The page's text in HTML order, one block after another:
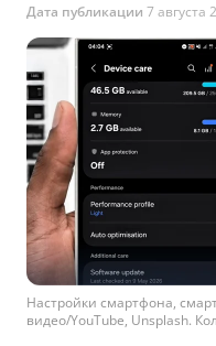
Дата публикации 7 августа
Настройки смартфона,
видео/YouTube, Unsplash.